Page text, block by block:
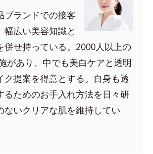
ブランドでの接客
幅広い美容知識と
併せ持っている。2000人以上の
があり、中でも美白ケアと透明
ク提案を得意とする。自身も透
るためのお手入れ方法を日々研
ないクリアな肌を維持してい